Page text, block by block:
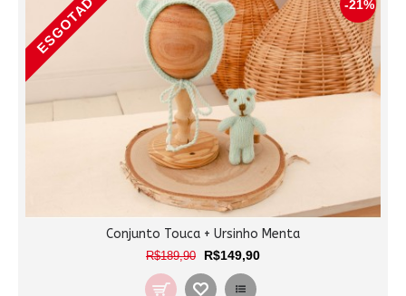
-21%
ESGOTADO
Conjunto Touca + Ursinho Menta
R$189,90 R$149,90